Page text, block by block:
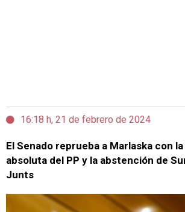
16:18 h, 21 de febrero de 2024
El Senado reprueba a Marlaska con
absoluta del PP y la abstención de
Junts